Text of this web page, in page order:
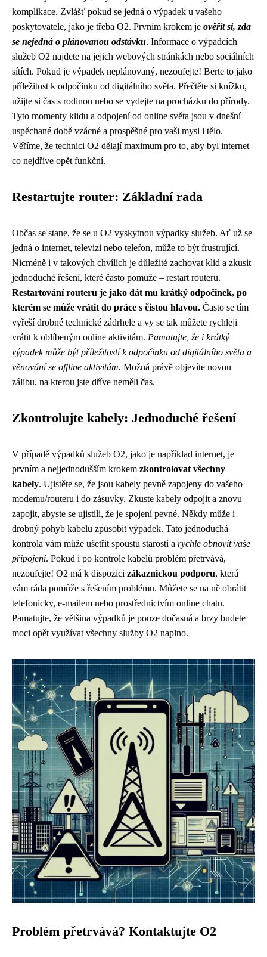
komplikace. Zvlášť pokud se jedná o výpadek u vašeho
poskytovatele, jako je třeba O2. Prvním krokem je ověřit si, zda
se nejedná o plánovanou odstávku. Informace o výpadcích
služeb O2 najdete na jejich webových stránkách nebo sociálních
sítích. Pokud je výpadek neplánovaný, nezoufejte! Berte to jako
příležitost k odpočinku od digitálního světa. Přečtěte si knížku,
užijte si čas s rodinou nebo se vydejte na procházku do přírody.
Tyto momenty klidu a odpojení od online světa jsou v dnešní
uspěchané době vzácné a prospěšné pro vaši mysl i tělo.
Věříme, že technici O2 dělají maximum pro to, aby byl internet
co nejdříve opět funkční.
Restartujte router: Základní rada
Občas se stane, že se u O2 vyskytnou výpadky služeb. Ať už se
jedná o internet, televizi nebo telefon, může to být frustrující.
Nicméně i v takových chvílích je důležité zachovat klid a zkusit
jednoduché řešení, které často pomůže – restart routeru.
Restartování routeru je jako dát mu krátký odpočinek, po
kterém se může vrátit do práce s čistou hlavou. Často se tím
vyřeší drobné technické zádrhele a vy se tak můžete rychleji
vrátit k oblíbeným online aktivitám. Pamatujte, že i krátký
výpadek může být příležitostí k odpočinku od digitálního světa a
věnování se offline aktivitám. Možná právě objevíte novou
zálibu, na kterou jste dříve neměli čas.
Zkontrolujte kabely: Jednoduché řešení
V případě výpadků služeb O2, jako je například internet, je
prvním a nejjednodušším krokem zkontrolovat všechny
kabely. Ujistěte se, že jsou kabely pevně zapojeny do vašeho
modemu/routeru i do zásuvky. Zkuste kabely odpojit a znovu
zapojit, abyste se ujistili, že je spojení pevné. Někdy může i
drobný pohyb kabelu způsobit výpadek. Tato jednoduchá
kontrola vám může ušetřit spoustu starostí a rychle obnovit vaše
připojení. Pokud i po kontrole kabelů problém přetrvává,
nezoufejte! O2 má k dispozici zákaznickou podporu, která
vám ráda pomůže s řešením problému. Můžete se na ně obrátit
telefonicky, e-mailem nebo prostřednictvím online chatu.
Pamatujte, že většina výpadků je pouze dočasná a brzy budete
moci opět využívat všechny služby O2 naplno.
Problém přetrvává? Kontaktujte O2